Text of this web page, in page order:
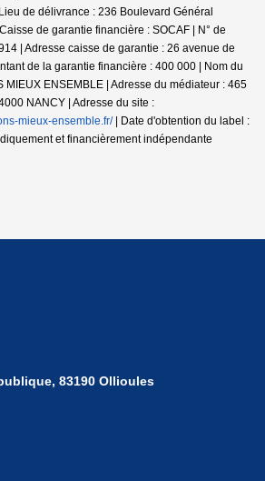
de délivrance : 236 Boulevard Général
de garantie financière : SOCAF | N° de
| Adresse caisse de garantie : 26 avenue de
de la garantie financière : 400 000 | Nom du
MIEUX ENSEMBLE | Adresse du médiateur : 465
NANCY | Adresse du site :
mieux-ensemble.fr/| Date d'obtention du label :
et financièrement indépendante
83190 Ollioules